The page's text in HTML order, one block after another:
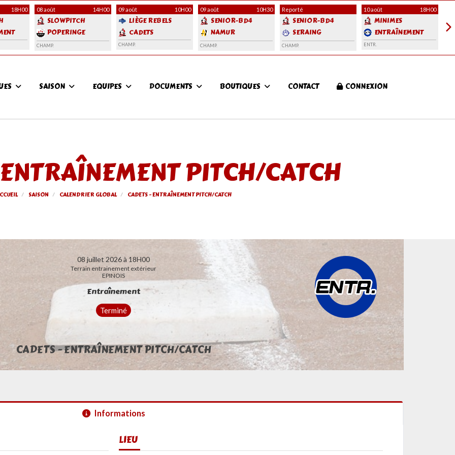
18H00 08 août 14H00
SLOWPITCH
POPERINGE
FRONTLINERS
CHAMP.
09 août 10H00
LIÈGE REBELS
CADETS
CHAMP.
09 août 10H30
SENIOR-BD4
NAMUR
ANGELS 4
CHAMP.
Reporté
SENIOR-BD4
SERAING
BROWN BOYS
CHAMP.
10 août 18H00
MINIMES
ENTRAÎNEMENT
ENTR.
SAISON EQUIPES DOCUMENTS BOUTIQUES CONTACT CONNEXION
PITCH/CATCH
SAISON CALENDRIER GLOBAL CADETS - ENTRAÎNEMENT PITCH/CATCH
08 juillet 2026 à 18H00
Terrain entrainement extérieur
EPINOIS
Entraînement
Terminé
CADETS - ENTRAÎNEMENT PITCH/CATCH
Informations
LIEU